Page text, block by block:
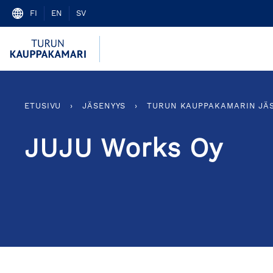
Skip
FI EN SV
ETUSIVU › JÄSENYYS › TURUN KAUPPAKAMARIN
JUJU Works Oy